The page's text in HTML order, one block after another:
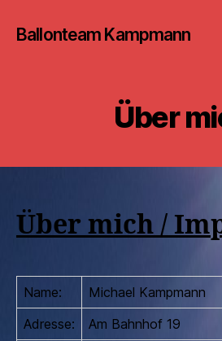
Ballonteam Kampmann
Über
Über mich /
Name:
Michael Kampmann
Adresse:
Am Bahnhof 19